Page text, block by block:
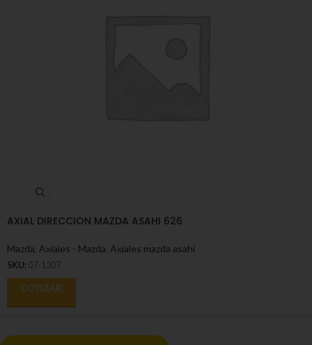
AXIAL DIRECCION MAZDA ASAHI 626
Mazda Axiales - Mazda Axiales mazda asahi
SKU: 07-1307
COTIZAR